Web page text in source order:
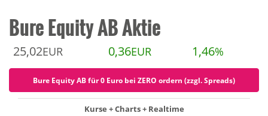
Bure Equity AB Aktie
25,02EUR 0,36EUR 1,46%
Bure Equity AB für 0 Euro bei ZERO ordern (zzgl. Spreads)
Kurse + Charts + Realtime